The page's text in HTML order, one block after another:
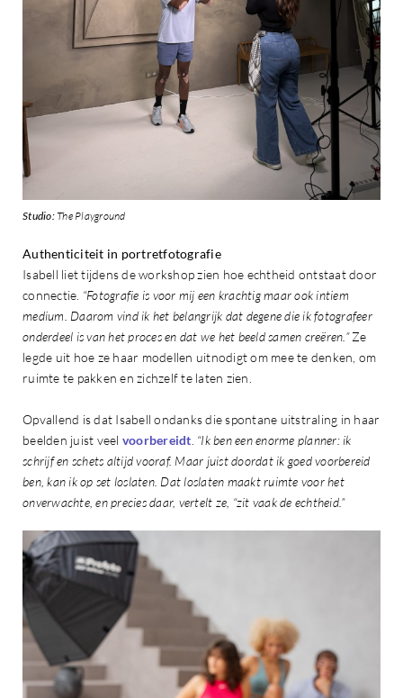
Studio:The Playground
Authenticiteit in portretfotografie
Isabell liet tijdens de workshop zien hoe echtheid ontstaat door
connectie. “Fotografie is voor mij een krachtig maar ook intiem
medium. Daarom vind ik het belangrijk dat degene die ik fotografeer
onderdeel is van het proces en dat we het beeld samen creëren.”Ze
legde uit hoe ze haar modellen uitnodigt om mee te denken, om
ruimte te pakken en zichzelf te laten zien.
Opvallend is dat Isabell ondanks die spontane uitstraling in haar
beelden juist veel voorbereidt “Ik ben een enorme planner: ik
schrijf en schets altijd vooraf. Maar juist doordat ik goed voorbereid
ben, kan ik op set loslaten. Dat loslaten maakt ruimte voor het
onverwachte, en precies daar, vertelt ze, “zit vaak de echtheid.”